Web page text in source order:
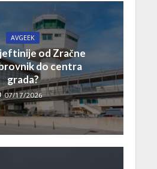
AVGEEK
od Zračne
do centra
grada?
07/17/2026